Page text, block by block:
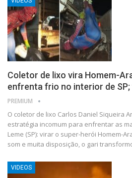
Coletor de lixo vira Homem-
enfrenta frio no interior de SP;
PREMIUM
O coletor de lixo Carlos Daniel Siqueira
estratégia incomum para enfrentar as
Leme (SP): virar o super-herói Homem-
som e muita disposição, o gari
VIDEOS